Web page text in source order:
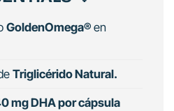
GoldenOmega® en
Triglicérido Natural.
mg DHA por cápsula